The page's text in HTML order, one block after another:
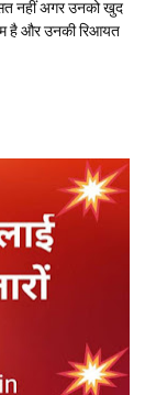
नहीं अगर उनको खुद
है और उनकी रिआयत